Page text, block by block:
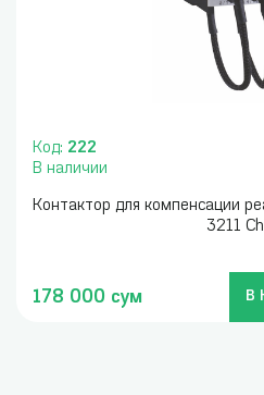
Код: 222
В наличии
Контактор для компенсации
3211
178 000 сум В